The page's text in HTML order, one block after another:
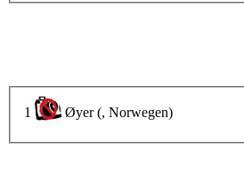
1 Øyer (, Norwegen)